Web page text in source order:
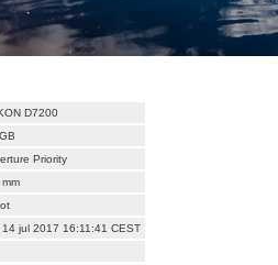
D7200
Priority
mm
14 jul 2017 16:11:41 CEST